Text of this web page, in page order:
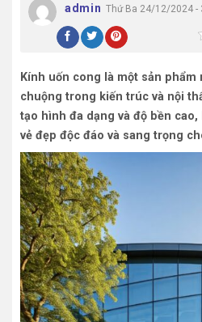
admin Thứ Ba 24/12/2024 -
Kính uốn cong là một sản phẩm
chuộng trong kiến trúc và nội
tạo hình đa dạng và độ bền
vẻ đẹp độc đáo và sang trọng